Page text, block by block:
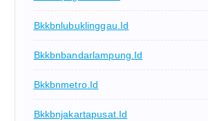
Bkkbnlubuklinggau.id
Bkkbnbandarlampung.id
Bkkbnmetro.id
Bkkbnjakartapusat.id